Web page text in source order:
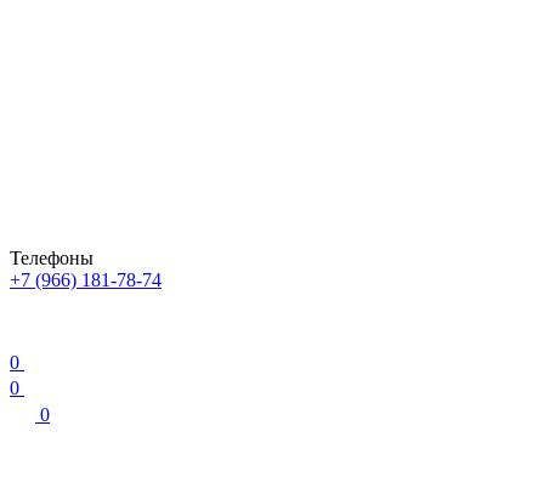
Телефоны
+7 (966) 181-78-74
0
0
0